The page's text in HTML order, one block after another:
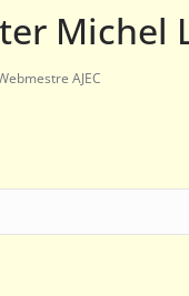
Michel
AJEC